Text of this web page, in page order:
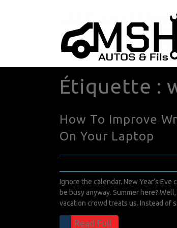
Étiquette :
How To Improve
On Your Laptop
Ignore the calendar. New Year’s Eve
be busy anyway. Summer here?
vacation crowd treats us. Instead of
Read Full